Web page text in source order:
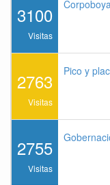
3100
Visitas
2763
Visitas
Pico y
2755
Visitas